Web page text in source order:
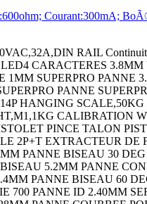
Courant:300mA;
203AB TERMINAL BLOCK,PCB,10POS,24-12AWG CONTACT,PIN,14AWG,CRIMP TERMINAL BLOCK,DIN RAIL,2POS,26-14AWG Cable Leaded Process Compatible:Yes SHLD MULTICOND CABLE,5COND,24AWG,1000 CIRCUIT BREAKER,THERMAL MAG,2P,20A MICRO SWITCH,HINGE LEVER,SPDT 15A 250V CHIP INDUCTOR,82NH 300MA 5% 900MHZ CAPACITOR ALUM ELEC 100UF,100V,20%,AXIAL MEASURING,RULER,RULER,MEASURING,RULE CRIMPALL 8000 CRIMPER W/DIE Analog Switch IC On-Resistance,Rds(on): IC,OP-AMP,525KHZ,0.43V/ us,DIP-14 SIP SOCKET,3POS,THROUGH HOLE LED,RED,T-1 3/4 (5MM),11CD,622NM EMBASE DIN FEMELLE 3P LAMP,STACKABLE,IND,RED/GRN/AMB LENS,RECTANGULAR,WHITE CIRCULAR CONNECTOR RCPT,SIZE 14S,6POS,WALL CIRCULAR CONNECTOR PLUG SIZE 13,22POS, RESISTOR,METAL FILM,1 MOHM,3 W,5% ENCLOSURE,BOX,ALUMINIUM,GRAY ENCLOSURE,BOX,ALUMINIUM,GRAY ENCLOSURE,BOX,ALUMINIUM ENCLOSURE,BOX,ALUMINIUM,GRAY ENCLOSURE,BOX,ALUMINIUM ENCLOSURE,BOX,ALUMINIUM,GRAY ENCLOSURE,BOX,ALUMINIUM,GRAY ENCLOSURE,BOX,ALUMINIUM,GRAY CIRCULAR CONNECTOR PLUG,SIZE 22,3POS,CABLE CABLE GLAND (CLAMP) CONTACT,SOCKET,14AWG,CRIMP POWER RELAY,DPDT,110VDC,10A,PC BOARD EMBASE DIN FEMELLES 5P EMBASE DIN FEMELLE 5P TERMINAL,COMPRESSION LUG,3/8IN,CRIMP MICRO SWITCH PIN PLUNGER SPST-NO 5A 250V MICRO SWITCH PIN PLUNGER SPDT 10.1A 250V TVS Diode FICHE DIN FEMELLE 7P TERMINAL BLOCK,BARRIER,3POS,22-12AWG ZENER DIODE,5W,16V,AXIAL FICHE DIN FEMELLE 8P PIECE THERMORETRACTABLE